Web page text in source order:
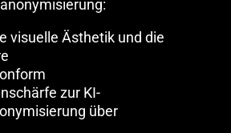
visuelle Ästhetik und die
zur KI-
über